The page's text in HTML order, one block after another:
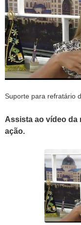
Suporte para refratário
Assista ao vídeo da
ação.